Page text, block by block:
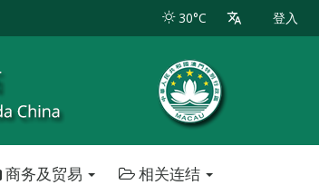
30°C 登入
商务及贸易 相关连结